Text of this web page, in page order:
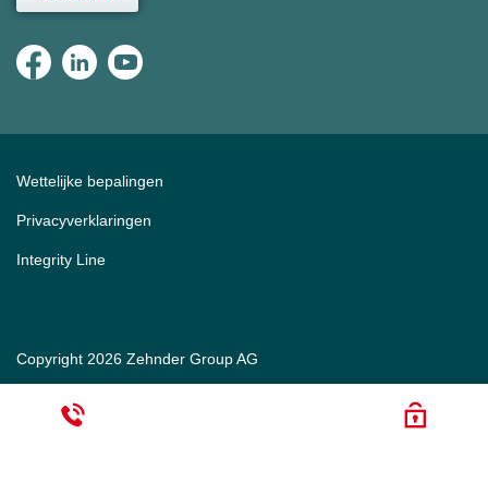
Copyright 2026 Zehnder Group AG
Wettelijke bepalingen
Privacyverklaringen
Integrity Line